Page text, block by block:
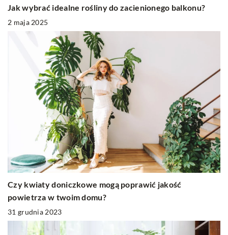
Jak wybrać idealne rośliny do zacienionego balkonu?
2 maja 2025
Czy kwiaty doniczkowe mogą poprawić jakość
powietrza w twoim domu?
31 grudnia 2023